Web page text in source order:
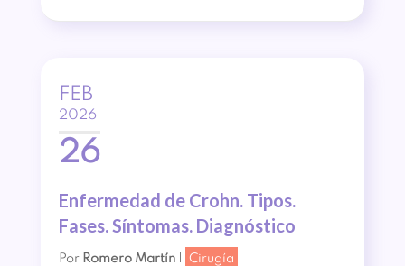
FEB
2026
26
Enfermedad de Crohn. Tipos.
Fases. Síntomas. Diagnóstico
Por Romero Martín| Cirugía